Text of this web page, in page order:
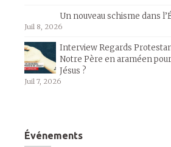
Un nouveau schisme dans
Juil 8, 2026
Interview Regards
Notre Père en araméen
Jésus ?
Juil 7, 2026
Événements